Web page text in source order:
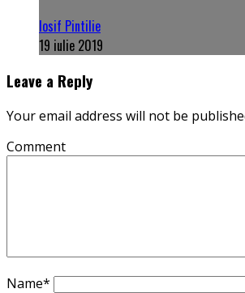
Iosif Pintilie
19 iulie 2019
Leave a Reply
Your email address will not be
Comment
Name*